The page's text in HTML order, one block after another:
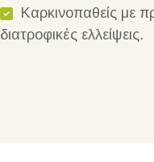
Καρκινοπαθείς με
διατροφικές ελλείψεις.